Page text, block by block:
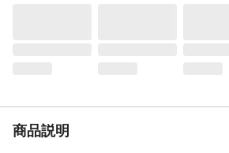
商品説明